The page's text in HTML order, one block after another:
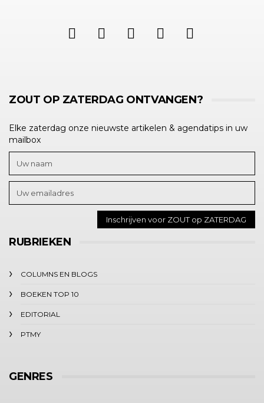
ZOUT OP ZATERDAG ONTVANGEN?
Elke zaterdag onze nieuwste artikelen & agendatips in uw
mailbox
RUBRIEKEN
COLUMNS EN BLOGS
BOEKEN TOP 10
EDITORIAL
PTMY
GENRES